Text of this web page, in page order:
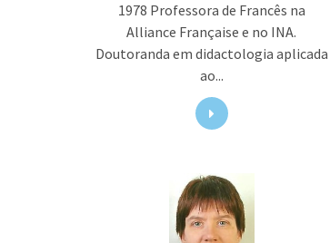
1978 Professora de Francês na
Alliance Française e no INA.
Doutoranda em didactologia aplicada
ao...